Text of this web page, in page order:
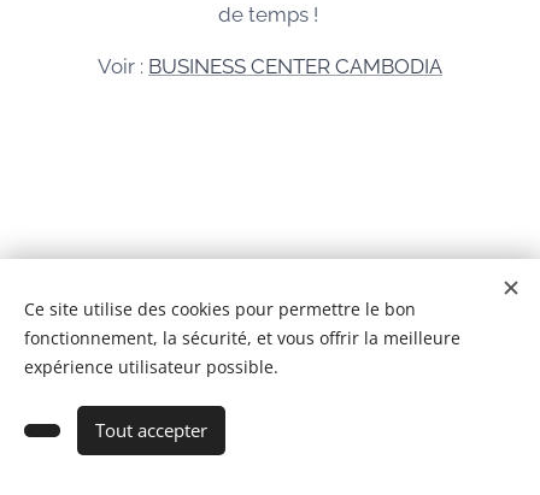
Ajouter au panier
de temps !
Voir : BUSINESS CENTER CAMBODIA
© 2026 Tous droits réservés
BCC IMMOBILIER CAMBODGE Co,Ltd Cookies
Ce site utilise des cookies pour permettre le bon
fonctionnement, la sécurité, et vous offrir la meilleure
expérience utilisateur possible.
Tout accepter